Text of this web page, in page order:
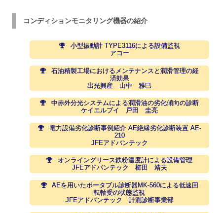
コンディションモニタリング機器の紹介
小型振動計 TYPE3116による設備監視
アコー
石油精製工場におけるメンテナンスと潤滑管理の経
済効果
出光興産 山中 雅巳
中赤外分光システムによる潤滑油の劣化傾向の診断
ケイエルブイ 戸田 圭亮
電力設備劣化診断事例紹介 AE絶縁劣化診断装置 AE-
210
JFEアドバンテック
オンライングリース鉄粉濃度計による設備管理
JFEアドバンテック 櫛田 靖夫
AEを用いたポータブル診断器MK-560による低速回
転軸受の状態監視
JFEアドバンテック 計測診断事業部